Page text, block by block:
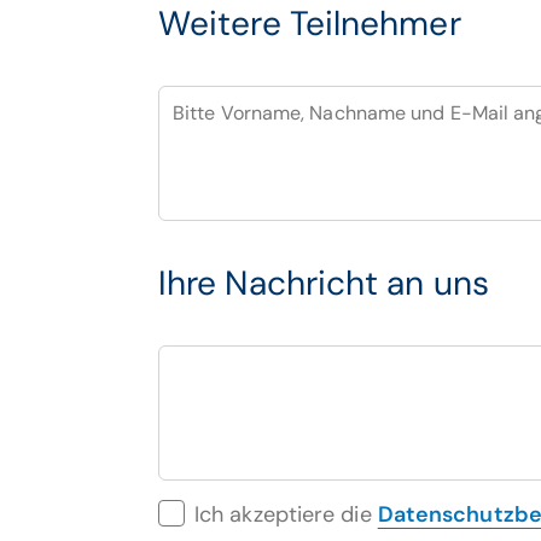
Weitere Teilnehmer
Bitte Vorname, Nachname und E-Mail
Ihre Nachricht an uns
Ich akzeptiere die